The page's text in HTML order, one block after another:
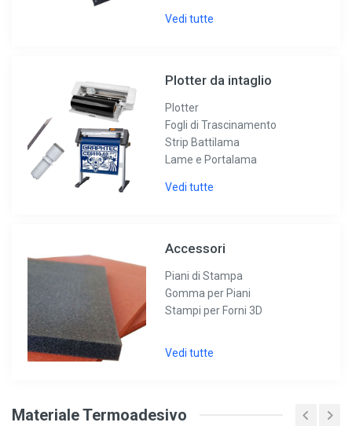
Vedi tutte
Plotter da intaglio
Plotter
Fogli di Trascinamento
Strip Battilama
Lame e Portalama
Vedi tutte
Accessori
Piani di Stampa
Gomma per Piani
Stampi per Forni 3D
Vedi tutte
Materiale Termoadesivo